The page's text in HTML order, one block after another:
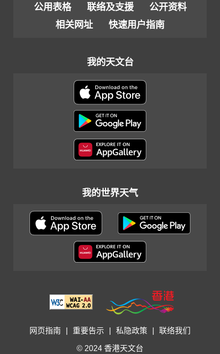
公用表格 联络及支援
公开资料
相关网址
快速用户指南
我的天文台
我的世界天气
网页指南 重要告示 私隐政策 联络我们
© 2024 香港天文台